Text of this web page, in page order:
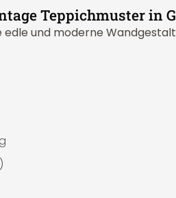
Teppichmuster in
und moderne